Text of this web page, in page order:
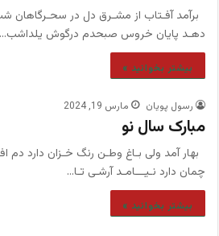
برآمد آفـتاب از مشـرق دل در سحـرگاهان
دهـد پایان خروس صبحدم درگوش یلداشب…
بیشتر بخوانید »
رسول پویان مارس 19, 2024
مبارک سال نو
بهار آمد ولی بـاغ وطـن رنگ خـزان دارد
چمان دارد نـیـــامـد آرشـی تـا…
بیشتر بخوانید »